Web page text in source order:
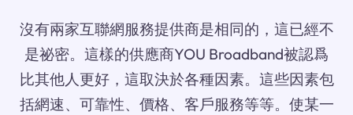
沒有兩家互聯網服務提供商是相同的，這已經不
是祕密。這樣的供應商YOU Broadband被認爲
比其他人更好，這取決於各種因素。這些因素包
括網速、可靠性、價格、客戶服務等等。使某一